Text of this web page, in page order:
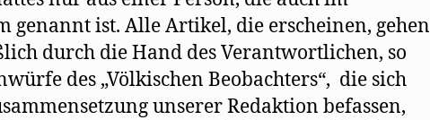
genannt ist. Alle Artikel, die erscheinen, gehen
durch die Hand des Verantwortlichen, so
des „Völkischen Beobachters“, die sich
unserer Redaktion befassen,